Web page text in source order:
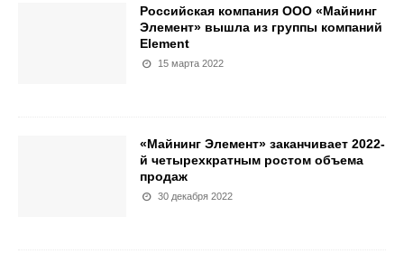
Российская компания ООО «Майнинг
Элемент» вышла из группы компаний
Element
15 марта 2022
«Майнинг Элемент» заканчивает 2022-
й четырехкратным ростом объема
продаж
30 декабря 2022